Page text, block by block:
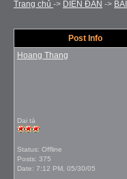
Trang chủ -> DIỄN ÐÀN ->
Post Info
Hoang Thang
Dai tá
Status: Offline
Posts: 375
Date: 7:12 PM, 05/30/05